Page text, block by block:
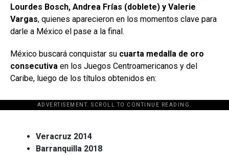
Lourdes Bosch, Andrea Frías (doblete) y Valerie
Vargas, quienes aparecieron en los momentos clave para
darle a México el pase a la final.
México buscará conquistar su cuarta medalla de oro
consecutiva en los Juegos Centroamericanos y del
Caribe, luego de los títulos obtenidos en:
ADVERTISEMENT. SCROLL TO CONTINUE READING.
[adsforwp id="243463"]
Veracruz 2014
Barranquilla 2018